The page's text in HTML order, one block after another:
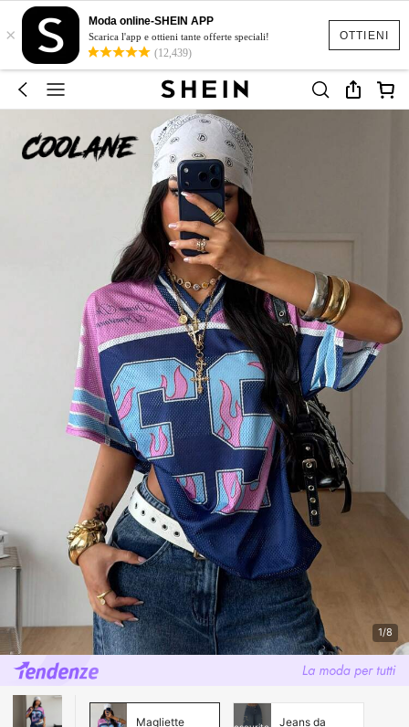
OTTIENI
×
Moda online-SHEIN APP
Scarica l'app e ottieni tante offerte speciali!
(12,439)
1/8
Magliette
Jeans da